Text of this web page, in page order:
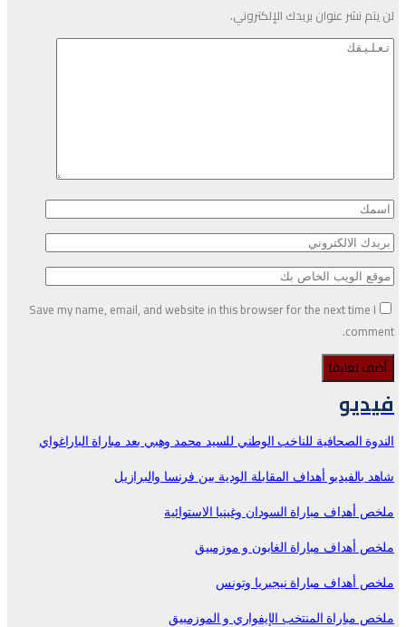
لن يتم نشر عنوان بريدك الإلكتروني.
Save my name, email, and website in this browser for the next time I
comment.
فيديو
الندوة الصحافية للناخب الوطني للسيد محمد وهبي بعد مباراة الباراغواي
شاهد بالفيديو أهداف المقابلة الودية بين فرنسا والبرازيل
ملخص أهداف مباراة السودان وغينيا الاستوائية
ملخص أهداف مباراة الغابون و موزمبيق
ملخص أهداف مباراة نيجيريا وتونس
ملخص مباراة المنتخب الإيفواري و الموزمبيق